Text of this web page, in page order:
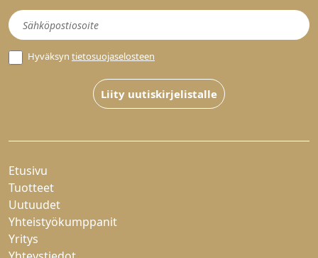
Uutiskirje
Hyväksyn tietosuojaselosteen
Liity uutiskirjelistalle
Etusivu
Tuotteet
Uutuudet
Yhteistyökumppanit
Yritys